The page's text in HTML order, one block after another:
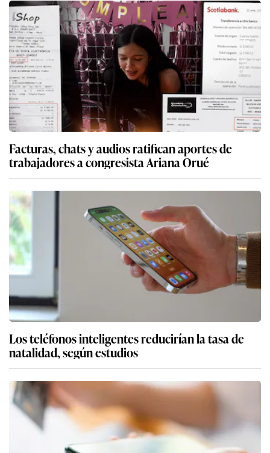
Facturas, chats y audios ratifican aportes de
trabajadores a congresista Ariana Orué
Los teléfonos inteligentes reducirían la tasa de
natalidad, según estudios